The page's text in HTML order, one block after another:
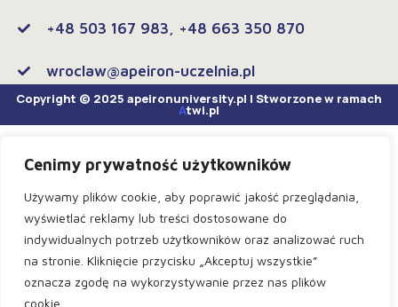
Cenimy prywatność użytkowników
Używamy plików cookie, aby poprawić jakość przeglądania,
wyświetlać reklamy lub treści dostosowane do
indywidualnych potrzeb użytkowników oraz analizować ruch
na stronie. Kliknięcie przycisku „Akceptuj wszystkie”
oznacza zgodę na wykorzystywanie przez nas plików
cookie.
+48 503 167 983, +48 663 350 870
wroclaw@apeiron-uczelnia.pl
Copyright © 2025 apeironuniversity.pl | Stworzone w ramach
Atwi.pl